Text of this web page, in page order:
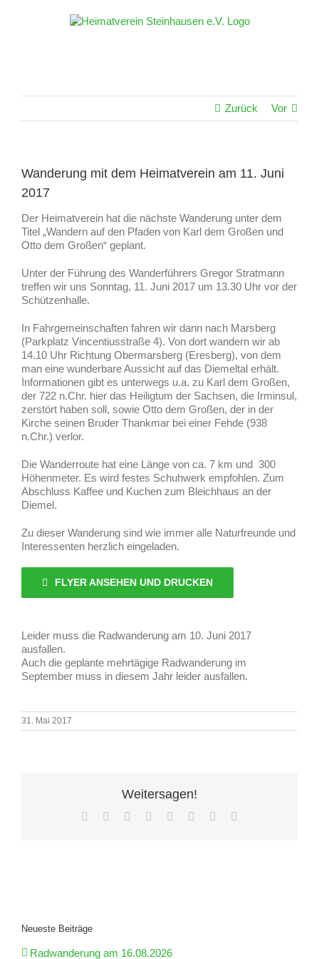
Zurück Vor
Wanderung mit dem Heimatverein am 11. Juni
2017
Der Heimatverein hat die nächste Wanderung unter dem
Titel „Wandern auf den Pfaden von Karl dem Großen und
Otto dem Großen“ geplant.
Unter der Führung des Wanderführers Gregor Stratmann
treffen wir uns Sonntag, 11. Juni 2017 um 13.30 Uhr vor der
Schützenhalle.
In Fahrgemeinschaften fahren wir dann nach Marsberg
(Parkplatz Vincentiusstraße 4). Von dort wandern wir ab
14.10 Uhr Richtung Obermarsberg (Eresberg), von dem
man eine wunderbare Aussicht auf das Diemeltal erhält.
Informationen gibt es unterwegs u.a. zu Karl dem Großen,
der 722 n.Chr. hier das Heiligtum der Sachsen, die Irminsul,
zerstört haben soll, sowie Otto dem Großen, der in der
Kirche seinen Bruder Thankmar bei einer Fehde (938
n.Chr.) verlor.
Die Wanderroute hat eine Länge von ca. 7 km und 300
Höhenmeter. Es wird festes Schuhwerk empfohlen. Zum
Abschluss Kaffee und Kuchen zum Bleichhaus an der
Diemel.
Zu dieser Wanderung sind wie immer alle Naturfreunde und
Interessenten herzlich eingeladen.
FLYER ANSEHEN UND DRUCKEN
Leider muss die Radwanderung am 10. Juni 2017
ausfallen.
Auch die geplante mehrtägige Radwanderung im
September muss in diesem Jahr leider ausfallen.
31. Mai 2017
Weitersagen!
Facebook Reddit LinkedIn
TumblrPinterest
Neueste Beiträge
Radwanderung am 16.08.2026